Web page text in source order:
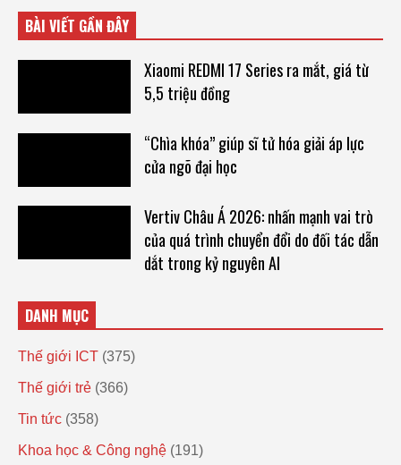
BÀI VIẾT GẦN ĐÂY
Xiaomi REDMI 17 Series ra mắt, giá từ
5,5 triệu đồng
“Chìa khóa” giúp sĩ tử hóa giải áp lực
cửa ngõ đại học
Vertiv Châu Á 2026: nhấn mạnh vai trò
của quá trình chuyển đổi do đối tác dẫn
dắt trong kỷ nguyên AI
DANH MỤC
Thế giới ICT (375)
Thế giới trẻ (366)
Tin tức (358)
Khoa học & Công nghệ (191)